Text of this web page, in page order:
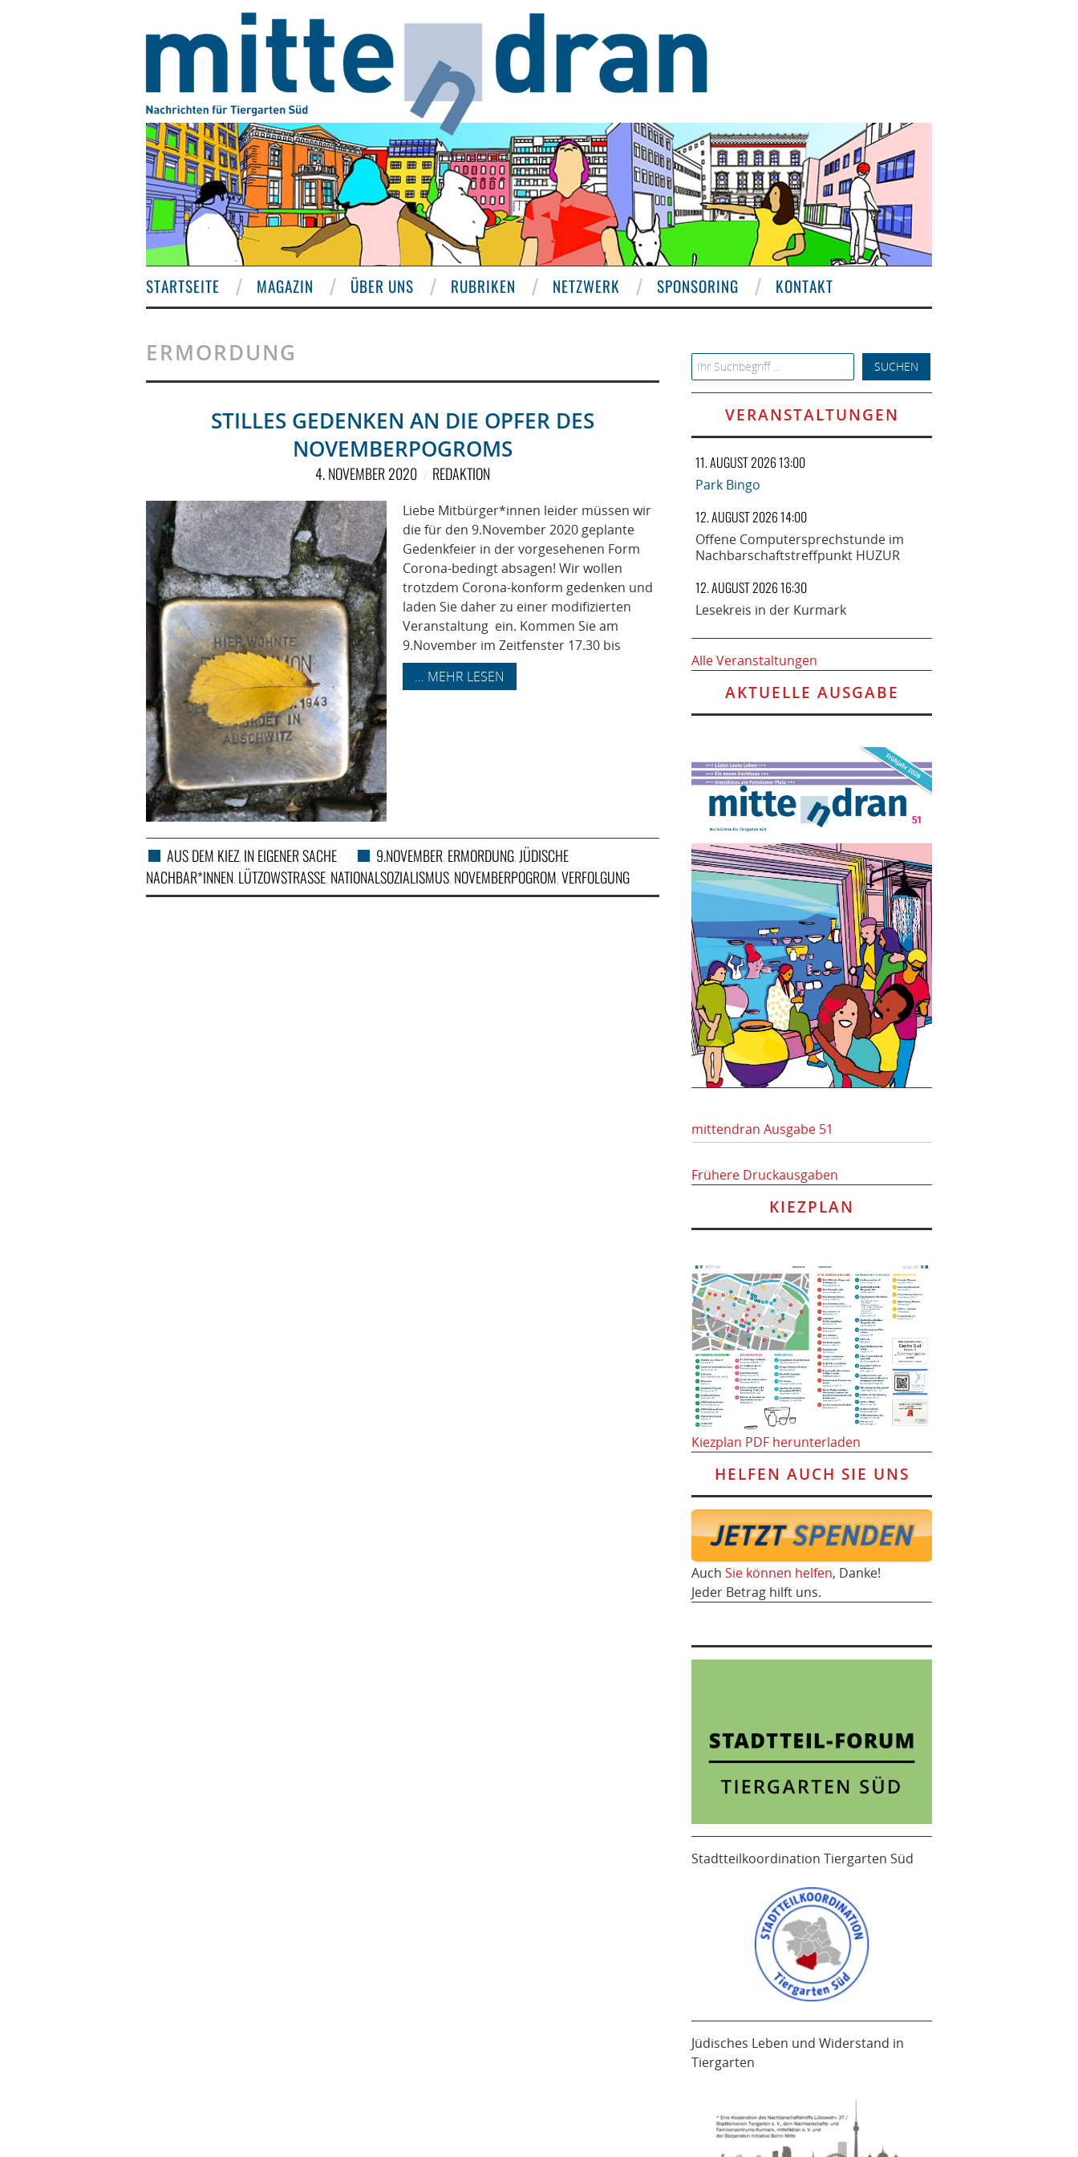
STARTSEITE MAGAZIN ÜBER UNS RUBRIKEN NETZWERK SPONSORING KONTAKT
ERMORDUNG
STILLES GEDENKEN AN DIE OPFER DES
NOVEMBERPOGROMS
4. NOVEMBER 2020 REDAKTION
Liebe Mitbürger*innen leider müssen wir
die für den 9.November 2020 geplante
Gedenkfeier in der vorgesehenen Form
Corona-bedingt absagen! Wir wollen
trotzdem Corona-konform gedenken und
laden Sie daher zu einer modifizierten
Veranstaltung ein. Kommen Sie am
9.November im Zeitfenster 17.30 bis
... MEHR LESEN
AUS DEM KIEZ, IN EIGENER SACHE 9.NOVEMBER, ERMORDUNG, JÜDISCHE
NACHBAR*INNEN, LÜTZOWSTRASSE , NATIONALSOZIALISMUS, NOVEMBERPOGROM,VERFOLGUNG
Search for:
VERANSTALTUNGEN
11. AUGUST 2026 13:00
Park Bingo
12. AUGUST 2026 14:00
Offene Computersprechstunde im
Nachbarschaftstreffpunkt HUZUR
12. AUGUST 2026 16:30
Lesekreis in der Kurmark
Alle Veranstaltungen
AKTUELLE AUSGABE
mittendran Ausgabe 51
Frühere Druckausgaben
KIEZPLAN
Kiezplan PDF herunterladen
HELFEN AUCH SIE UNS
Auch Sie können helfen, Danke!
Jeder Betrag hilft uns.
Stadtteilkoordination Tiergarten Süd
Jüdisches Leben und Widerstand in
Tiergarten